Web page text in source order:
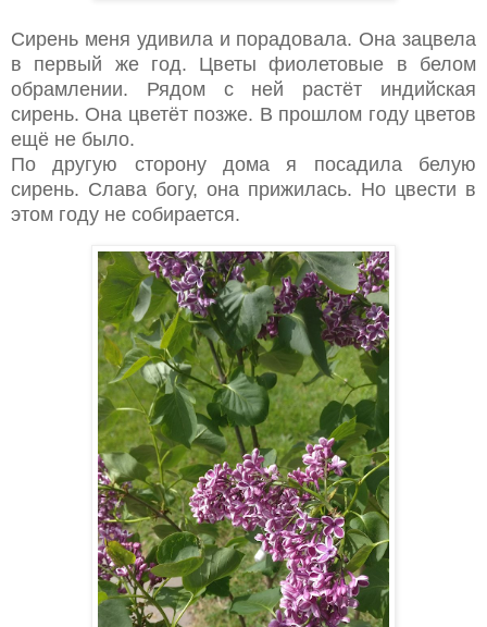
Сирень меня удивила и порадовала. Она зацвела
в первый же год. Цветы фиолетовые в белом
обрамлении. Рядом с ней растёт индийская
сирень. Она цветёт позже. В прошлом году цветов
ещё не было.
По другую сторону дома я посадила белую
сирень. Слава богу, она прижилась. Но цвести в
этом году не собирается.